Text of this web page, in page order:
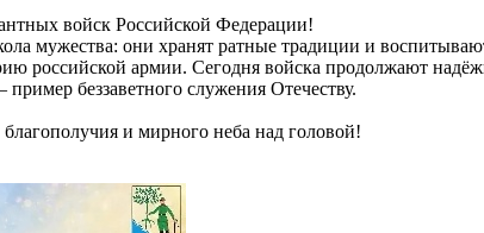
войск Российской Федерации!
мужества: они хранят ратные традиции и
российской армии. Сегодня войска продолжают
беззаветного служения Отечеству.
благополучия и мирного неба над головой!